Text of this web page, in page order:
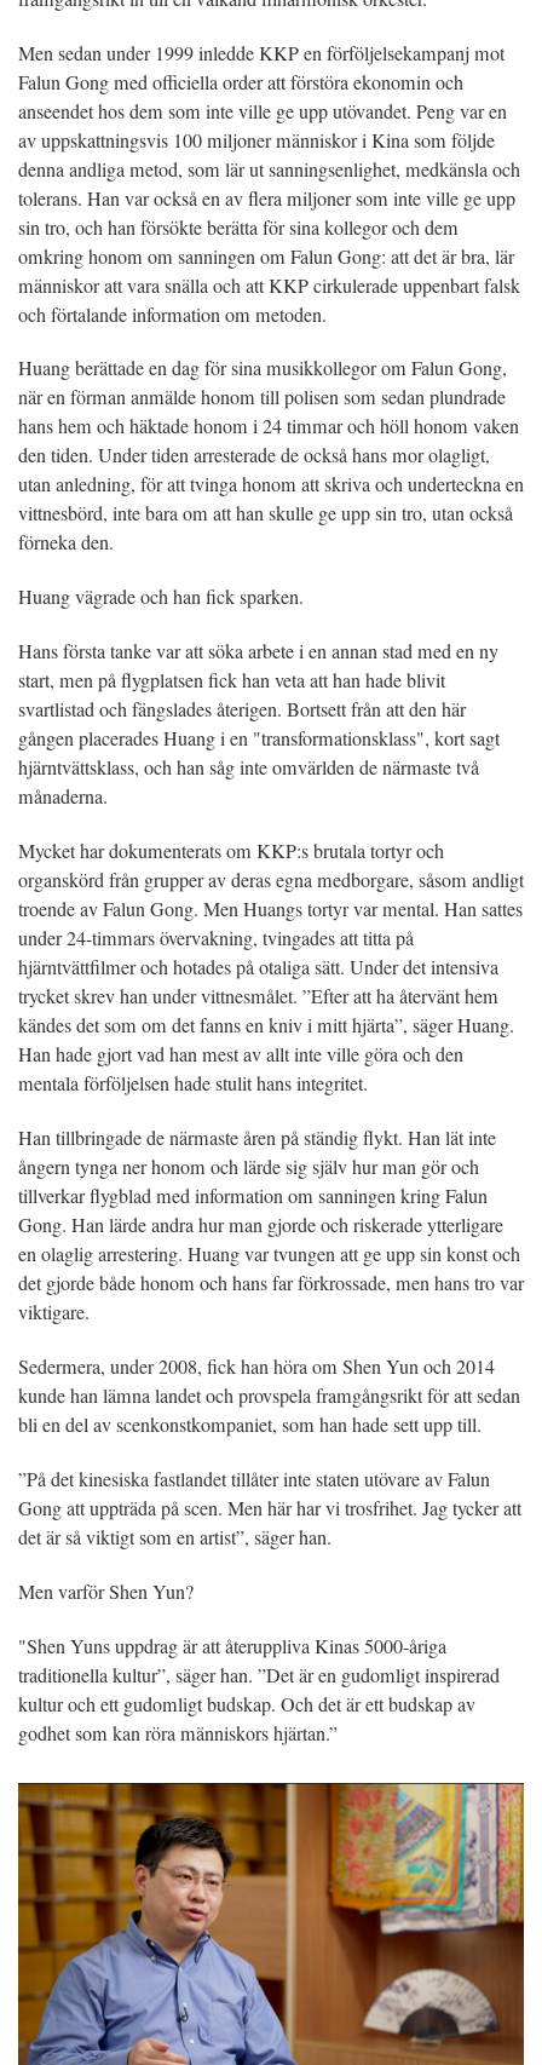
Men sedan under 1999 inledde KKP en förföljelsekampanj mot
Falun Gong med officiella order att förstöra ekonomin och
anseendet hos dem som inte ville ge upp utövandet. Peng var en
av uppskattningsvis 100 miljoner människor i Kina som följde
denna andliga metod, som lär ut sanningsenlighet, medkänsla och
tolerans. Han var också en av flera miljoner som inte ville ge upp
sin tro, och han försökte berätta för sina kollegor och dem
omkring honom om sanningen om Falun Gong: att det är bra, lär
människor att vara snälla och att KKP cirkulerade uppenbart falsk
och förtalande information om metoden.
Huang berättade en dag för sina musikkollegor om Falun Gong,
när en förman anmälde honom till polisen som sedan plundrade
hans hem och häktade honom i 24 timmar och höll honom vaken
den tiden. Under tiden arresterade de också hans mor olagligt,
utan anledning, för att tvinga honom att skriva och underteckna en
vittnesbörd, inte bara om att han skulle ge upp sin tro, utan också
förneka den.
Huang vägrade och han fick sparken.
Hans första tanke var att söka arbete i en annan stad med en ny
start, men på flygplatsen fick han veta att han hade blivit
svartlistad och fängslades återigen. Bortsett från att den här
gången placerades Huang i en "transformationsklass", kort sagt
hjärntvättsklass, och han såg inte omvärlden de närmaste två
månaderna.
Mycket har dokumenterats om KKP:s brutala tortyr och
organskörd från grupper av deras egna medborgare, såsom andligt
troende av Falun Gong. Men Huangs tortyr var mental. Han sattes
under 24-timmars övervakning, tvingades att titta på
hjärntvättfilmer och hotades på otaliga sätt. Under det intensiva
trycket skrev han under vittnesmålet. ”Efter att ha återvänt hem
kändes det som om det fanns en kniv i mitt hjärta”, säger Huang.
Han hade gjort vad han mest av allt inte ville göra och den
mentala förföljelsen hade stulit hans integritet.
Han tillbringade de närmaste åren på ständig flykt. Han lät inte
ångern tynga ner honom och lärde sig själv hur man gör och
tillverkar flygblad med information om sanningen kring Falun
Gong. Han lärde andra hur man gjorde och riskerade ytterligare
en olaglig arrestering. Huang var tvungen att ge upp sin konst och
det gjorde både honom och hans far förkrossade, men hans tro var
viktigare.
Sedermera, under 2008, fick han höra om Shen Yun och 2014
kunde han lämna landet och provspela framgångsrikt för att sedan
bli en del av scenkonstkompaniet, som han hade sett upp till.
”På det kinesiska fastlandet tillåter inte staten utövare av Falun
Gong att uppträda på scen. Men här har vi trosfrihet. Jag tycker att
det är så viktigt som en artist”, säger han.
Men varför Shen Yun?
"Shen Yuns uppdrag är att återuppliva Kinas 5000-åriga
traditionella kultur”, säger han. ”Det är en gudomligt inspirerad
kultur och ett gudomligt budskap. Och det är ett budskap av
godhet som kan röra människors hjärtan.”